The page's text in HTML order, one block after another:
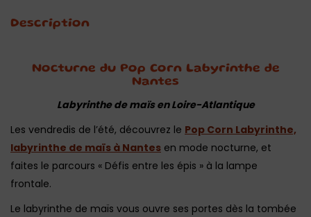
Description
Nocturne du Pop Corn Labyrinthe de
Nantes
Labyrinthe de maïs en Loire-Atlantique
Les vendredis de l’été, découvrez le Pop Corn Labyrinthe,
labyrinthe de maïs à Nantes en mode nocturne, et
faites le parcours « Défis entre les épis » à la lampe
frontale.
Le labyrinthe de maïs vous ouvre ses portes dès la tombée